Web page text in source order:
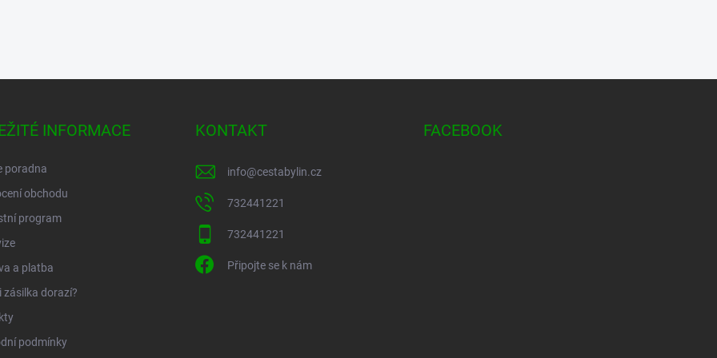
INFORMACE
poradna
obchodu
program
a platba
zásilka dorazí?
podmínky
KONTAKT
info@cestabylin.cz
732441221
732441221
Připojte se k nám
FACEBOOK